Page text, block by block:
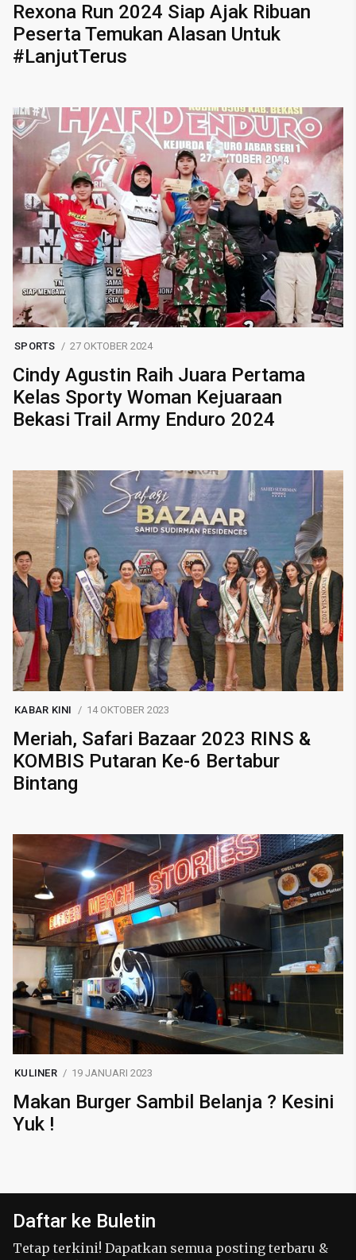
Rexona Run 2024 Siap Ajak Ribuan
Peserta Temukan Alasan Untuk
#LanjutTerus
SPORTS 27 OKTOBER 2024
Cindy Agustin Raih Juara Pertama
Kelas Sporty Woman Kejuaraan
Bekasi Trail Army Enduro 2024
KABAR KINI 14 OKTOBER 2023
Meriah, Safari Bazaar 2023 RINS &
KOMBIS Putaran Ke-6 Bertabur
Bintang
KULINER 19 JANUARI 2023
Makan Burger Sambil Belanja ? Kesini
Yuk !
Daftar ke Buletin
Tetap terkini! Dapatkan semua posting terbaru &